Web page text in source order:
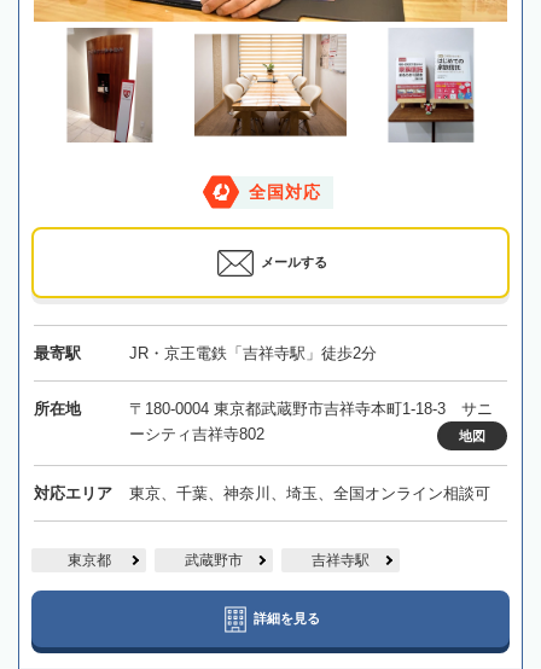
全国対応
メールする
最寄駅 JR・京王電鉄「吉祥寺駅」徒歩2分
所在地
〒180-0004 東京都武蔵野市吉祥寺本町1-18-3 サニ
ーシティ吉祥寺802
地図
対応エリア 東京、千葉、神奈川、埼玉、全国オンライン相談可
東京都 武蔵野市 吉祥寺駅
詳細を見る